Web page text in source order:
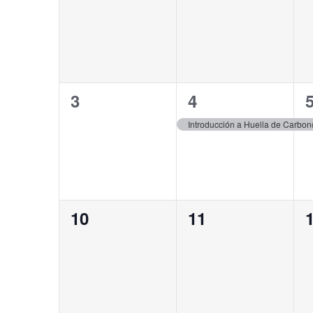
0
3
1
evento,
4
Introducción a Huella de
1
0
10
0
11
0